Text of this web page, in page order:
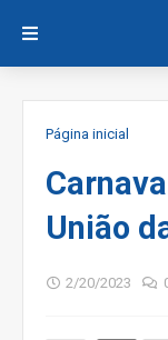
Página inicial
União
2/20/2023